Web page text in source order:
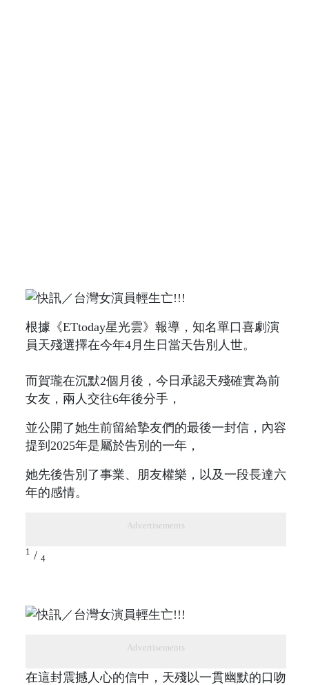
根據《ETtoday星光雲》報導，知名單口喜劇演
員天殘選擇在今年4月生日當天告別人世。
而賀瓏在沉默2個月後，今日承認天殘確實為前
女友，兩人交往6年後分手，
並公開了她生前留給摯友們的最後一封信，內容
提到2025年是屬於告別的一年，
她先後告別了事業、朋友權樂，以及一段長達六
年的感情。
Advertisements
1 / 4
Advertisements
在這封震撼人心的信中，天殘以一貫幽默的口吻